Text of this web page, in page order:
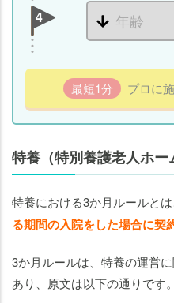
4
最短1分 プロに
特養（特別養護老人ホ
特養における3か月ルールとは
る期間の入院をした場合に契
3か月ルールは、特養の運営
あり、原文は以下の通りです。